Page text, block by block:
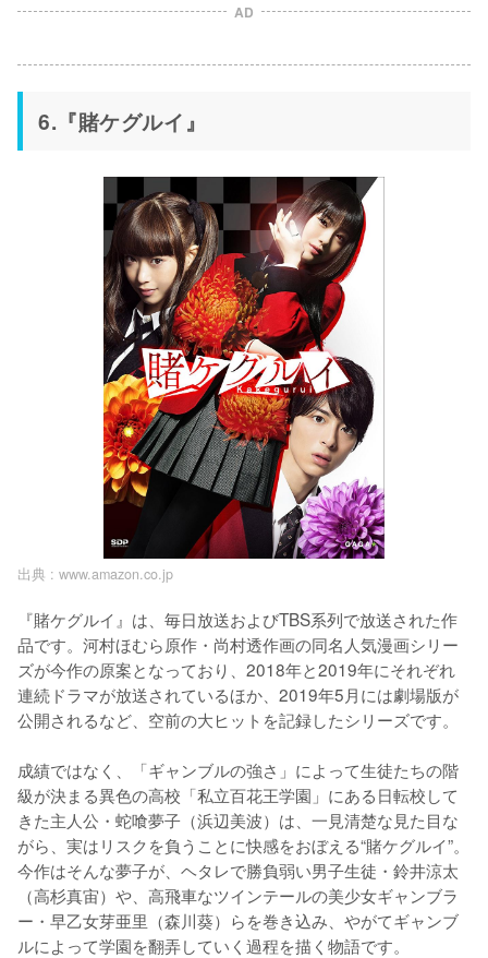
AD
6.『賭ケグルイ』
出典 : www.amazon.co.jp
『賭ケグルイ』は、毎日放送およびTBS系列で放送された作
品です。河村ほむら原作・尚村透作画の同名人気漫画シリー
ズが今作の原案となっており、2018年と2019年にそれぞれ
連続ドラマが放送されているほか、2019年5月には劇場版が
公開されるなど、空前の大ヒットを記録したシリーズです。
成績ではなく、「ギャンブルの強さ」によって生徒たちの階
級が決まる異色の高校「私立百花王学園」にある日転校して
きた主人公・蛇喰夢子（浜辺美波）は、一見清楚な見た目な
がら、実はリスクを負うことに快感をおぼえる“賭ケグルイ”。
今作はそんな夢子が、ヘタレで勝負弱い男子生徒・鈴井涼太
（高杉真宙）や、高飛車なツインテールの美少女ギャンブラ
ー・早乙女芽亜里（森川葵）らを巻き込み、やがてギャンブ
ルによって学園を翻弄していく過程を描く物語です。